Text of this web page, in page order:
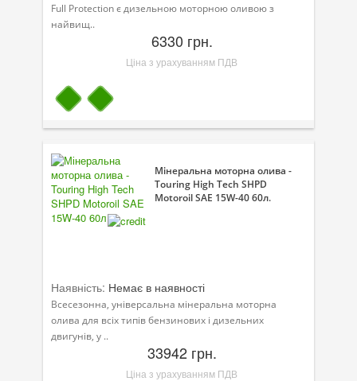
Full Protection є дизельною моторною оливою з
найвищ..
6330 грн.
Ціна з урахуванням ПДВ
Мінеральна моторна олива -
Touring High Tech SHPD
Motoroil SAE 15W-40 60л.
Наявність: Немає в наявності
Всесезонна, універсальна мінеральна моторна
олива для всіх типів бензинових і дизельних
двигунів, у ..
33942 грн.
Ціна з урахуванням ПДВ